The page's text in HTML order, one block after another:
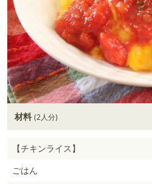
材料 (2人分)
【チキンライス】
ごはん